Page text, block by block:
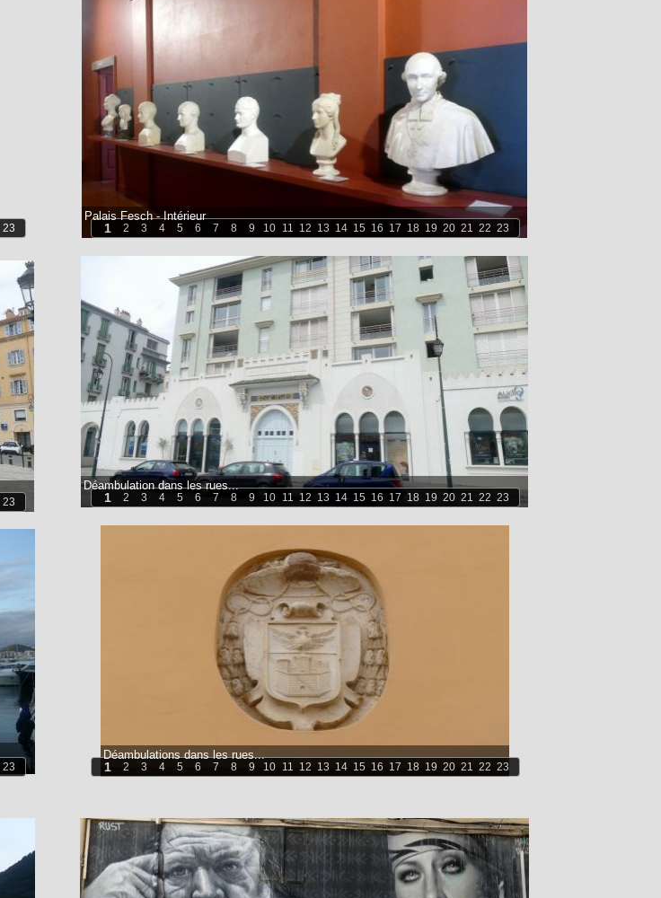
Déambulations dans les rues...
1 2 3 4 5 6 7 8 9 10 11 12 13 14 15 16 17 18 19 20 21 22 23
23
Déambulation dans les rues...
1 2 3 4 5 6 7 8 9 10 11 12 13 14 15 16 17 18 19 20 21 22 23
23
Palais Fesch - Intérieur
1 2 3 4 5 6 7 8 9 10 11 12 13 14 15 16 17 18 19 20 21 22 23
23